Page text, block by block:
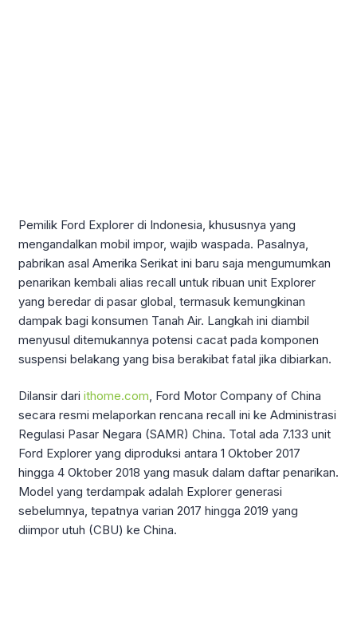
Pemilik Ford Explorer di Indonesia, khususnya yang
mengandalkan mobil impor, wajib waspada. Pasalnya,
pabrikan asal Amerika Serikat ini baru saja mengumumkan
penarikan kembali alias recall untuk ribuan unit Explorer
yang beredar di pasar global, termasuk kemungkinan
dampak bagi konsumen Tanah Air. Langkah ini diambil
menyusul ditemukannya potensi cacat pada komponen
suspensi belakang yang bisa berakibat fatal jika dibiarkan.
Dilansir dari ithome.com, Ford Motor Company of China
secara resmi melaporkan rencana recall ini ke Administrasi
Regulasi Pasar Negara (SAMR) China. Total ada 7.133 unit
Ford Explorer yang diproduksi antara 1 Oktober 2017
hingga 4 Oktober 2018 yang masuk dalam daftar penarikan.
Model yang terdampak adalah Explorer generasi
sebelumnya, tepatnya varian 2017 hingga 2019 yang
diimpor utuh (CBU) ke China.